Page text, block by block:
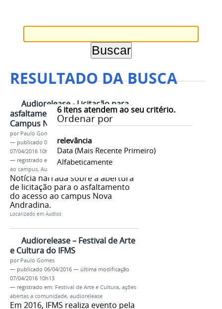
RESULTADO DA BUSCA
6itens atendem ao seu critério.
Ordenar por
relevância
Data (mais Recente Primeiro)
Alfabeticamente
Audiorelease - Licitação para
asfaltamento do acesso ao
Campus Nova Andradina
por Paulo Gomes
— publicado 06/04/2016—última modificação
07/04/2016 10h13
— registrado em:
Campus Nova Andradina
ao campus, Auxílio Transporte
Notícia narrada sobre a abertura
de licitação para o asfaltamento
do acesso ao campus Nova
Andradina.
Localizado em Áudios
Audiorelease – Festival de Arte
e Cultura do IFMS
por Paulo Gomes
— publicado 06/04/2016 — última modificação
07/04/2016 10h13
— registrado em: Festival de Arte e Cultura, ações
abertas a comunidade, audiorelease
Em 2016, IFMS realiza evento pela